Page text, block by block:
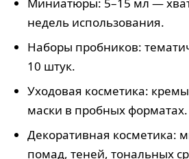
Миниатюры: 5–15 мл —
недель использования.
Наборы пробников:
10 штук.
Уходовая косметика:
маски в пробных форматах.
Декоративная косметика:
помад, теней, тональных